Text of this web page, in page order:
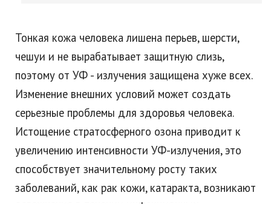
Тонкая кожа человека лишена перьев, шерсти,
чешуи и не вырабатывает защитную слизь,
поэтому от УФ - излучения защищена хуже всех.
Изменение внешних условий может создать
серьезные проблемы для здоровья человека.
Истощение стратосферного озона приводит к
увеличению интенсивности УФ-излучения, это
способствует значительному росту таких
заболеваний, как рак кожи, катаракта, возникают